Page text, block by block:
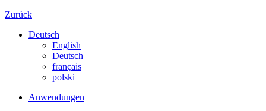
Zurück
Deutsch
English
Deutsch
français
polski
Anwendungen